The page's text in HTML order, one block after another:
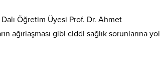
Öğretim Üyesi Prof. Dr. Ahmet
ağırlaşması gibi ciddi sağlık sorunlarına yol